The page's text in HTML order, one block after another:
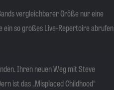
vergleichbarer Größe nur eine
ein so großes Live-Repertoire abrufen
Ihren neuen Weg mit Steve
ist das „Misplaced Childhood“